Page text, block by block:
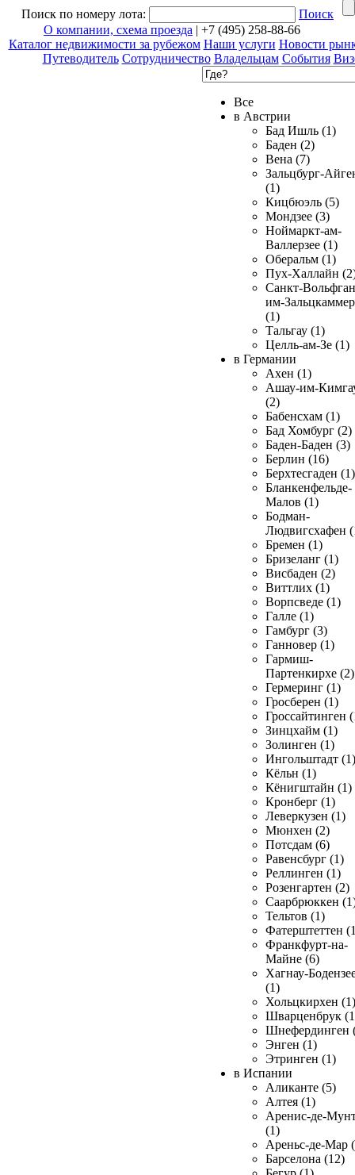
Поиск по номеру лота:
Поиск
О компании, схема проезда | +7 (495) 258-88-66
Каталог недвижимости за рубежом Наши услуги Новости
Путеводитель Сотрудничество Владельцам События
Все
в Австрии
Бад Ишль (1)
Баден (2)
Вена (7)
Зальцбург-
(1)
Кицбюэль (5)
Мондзее (3)
Ноймаркт-ам-
Валлерзее (1)
Оберальм (1)
Пух-Халлайн
Санкт-
им-
(1)
Тальгау (1)
Целль-ам-Зе (1)
в Германии
Ахен (1)
Ашау-им-
(2)
Бабенсхам (1)
Бад Хомбург (2)
Баден-Баден (3)
Берлин (16)
Берхтесгаден (1)
Бланкенфельде-
Малов (1)
Бодман-
Людвигсхафен
Бремен (1)
Бризеланг (1)
Висбаден (2)
Виттлих (1)
Ворпсведе (1)
Галле (1)
Гамбург (3)
Ганновер (1)
Гармиш-
Партенкирхе (2)
Гермеринг (1)
Гросберен (1)
Гроссайтинген
Зинцхайм (1)
Золинген (1)
Ингольштадт (1)
Кёльн (1)
Кёнигштайн (1)
Кронберг (1)
Леверкузен (1)
Мюнхен (2)
Потсдам (6)
Равенсбург (1)
Реллинген (1)
Розенгартен (2)
Саарбрюккен
Тельтов (1)
Фатерштеттен
Франкфурт-на-
Майне (6)
Хагнау-
(1)
Хольцкирхен (1)
Шварценбрук
Шнефердинген
Энген (1)
Этринген (1)
в Испании
Аликанте (5)
Алтея (1)
Аренис-де-
(1)
Ареньс-де-Мар
Барселона (12)